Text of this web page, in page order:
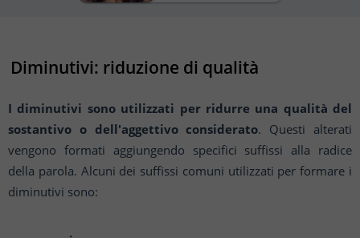
Diminutivi: riduzione di qualità
I diminutivi sono utilizzati per ridurre una qualità del
sostantivo o dell'aggettivo considerato. Questi alterati
vengono formati aggiungendo specifici suffissi alla radice
della parola. Alcuni dei suffissi comuni utilizzati per formare i
diminutivi sono: